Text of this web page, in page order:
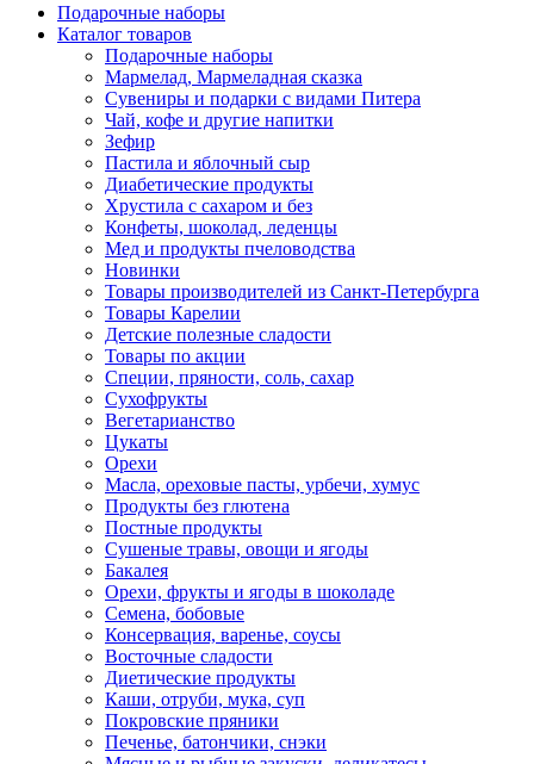
Подарочные наборы
Каталог товаров
Подарочные наборы
Мармелад, Мармеладная сказка
Сувениры и подарки с видами Питера
Чай, кофе и другие напитки
Зефир
Пастила и яблочный сыр
Диабетические продукты
Хрустила с сахаром и без
Конфеты, шоколад, леденцы
Мед и продукты пчеловодства
Новинки
Товары производителей из Санкт-Петербурга
Товары Карелии
Детские полезные сладости
Товары по акции
Специи, пряности, соль, сахар
Сухофрукты
Вегетарианство
Цукаты
Орехи
Масла, ореховые пасты, урбечи, хумус
Продукты без глютена
Постные продукты
Сушеные травы, овощи и ягоды
Бакалея
Орехи, фрукты и ягоды в шоколаде
Семена, бобовые
Консервация, варенье, соусы
Восточные сладости
Диетические продукты
Каши, отруби, мука, суп
Покровские пряники
Печенье, батончики, снэки